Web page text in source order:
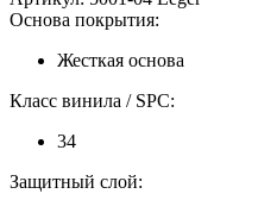
Основа покрытия:
Жесткая основа
Класс винила / SPC:
34
Защитный слой: